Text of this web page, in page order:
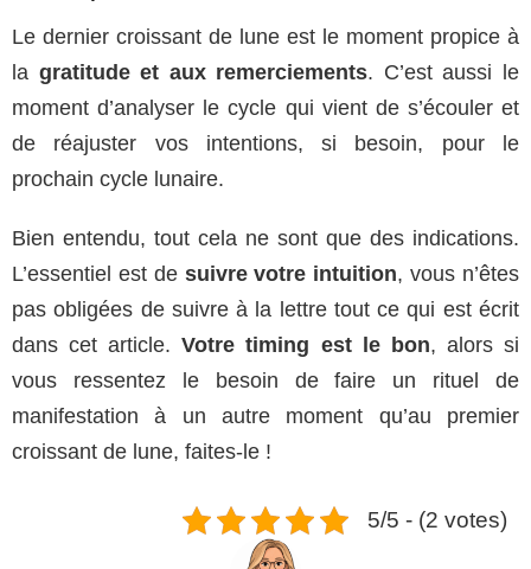
Le dernier croissant de lune est le moment propice à
la gratitude et aux remerciements. C’est aussi le
moment d’analyser le cycle qui vient de s’écouler et
de réajuster vos intentions, si besoin, pour le
prochain cycle lunaire.
Bien entendu, tout cela ne sont que des indications.
L’essentiel est de suivre votre intuition, vous n’êtes
pas obligées de suivre à la lettre tout ce qui est écrit
dans cet article.Votre timing est le bon, alors si
vous ressentez le besoin de faire un rituel de
manifestation à un autre moment qu’au premier
croissant de lune, faites-le !
5/5 - (2 votes)